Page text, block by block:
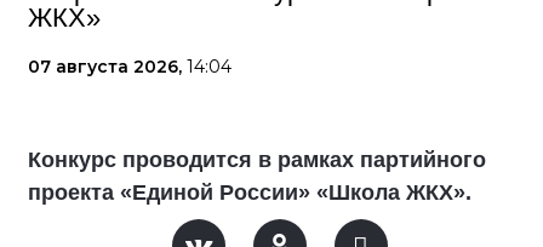
ЖКХ»
07 августа 2026, 14:04
Конкурс проводится в рамках партийного
проекта «Единой России» «Школа ЖКХ».